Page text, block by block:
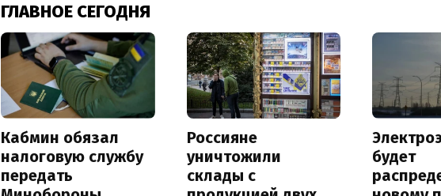
ГЛАВНОЕ СЕГОДНЯ
Кабмин обязал
налоговую службу
передать
Россияне
уничтожили
склады с
будет